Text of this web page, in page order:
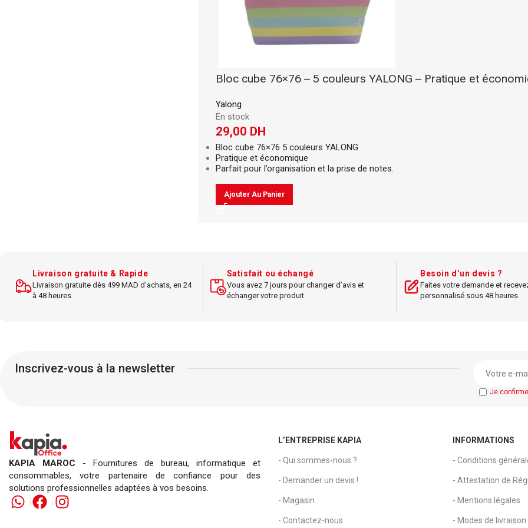
Bloc cube 76×76 – 5 couleurs YALONG – Pratique et
Yalong
En stock
29,00 DH
Bloc cube 76×76 5 couleurs YALONG
Pratique et économique
Parfait pour l’organisation et la prise de notes.
Ajouter Au Panier
Livraison gratuite & Rapide
Livraison gratuite dès 499 MAD d’achats, en 24
à 48 heures
Satisfait ou échangé
Vous avez 7 jours pour changer d’avis et
échanger votre produit
Besoin d’un devis ?
Faites votre demande et
personnalisé sous 48 heures
Inscrivez-vous à la newsletter
Je
KAPIA MAROC - Fournitures de bureau, informatique et
consommables, votre partenaire de confiance pour des
solutions professionnelles adaptées à vos besoins.
L’ENTREPRISE KAPIA
- Qui sommes-nous ?
- Demander un devis !
- Magasin
- Contactez-nous
INFORMATIONS
- Conditions
- Attestation de
- Mentions légales
- Modes de livraison